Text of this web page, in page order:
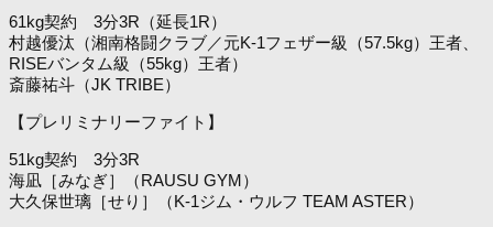
61kg契約 3分3R（延長1R）
村越優汰（湘南格闘クラブ／元K-1フェザー級（57.5kg）王者、
RISEバンタム級（55kg）王者）
斎藤祐斗（JK TRIBE）
【プレリミナリーファイト】
51kg契約 3分3R
海凪［みなぎ］（RAUSU GYM）
大久保世璃［せり］（K-1ジム・ウルフ TEAM ASTER）